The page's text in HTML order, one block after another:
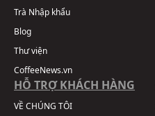
Trà Nhập khẩu
Blog
Thư viện
CoffeeNews.vn
HỖ TRỢ KHÁCH HÀNG
VỀ CHÚNG TÔI